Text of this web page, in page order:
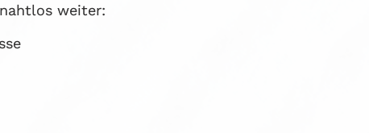
weiter: